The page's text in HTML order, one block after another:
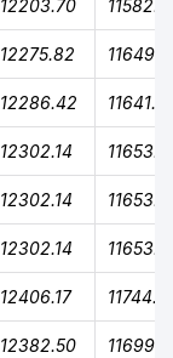
12203.70
12275.82
12286.42 11641.61
12302.14
12302.14
12302.14
12406.17
12382.50